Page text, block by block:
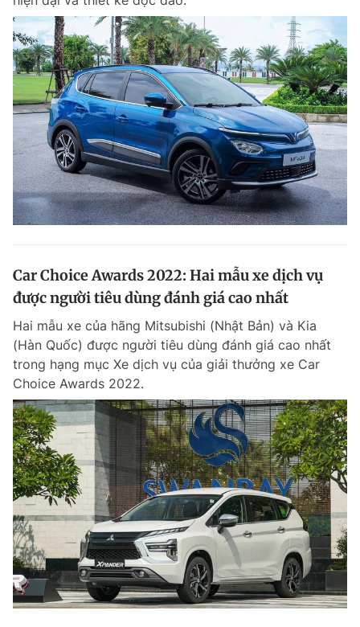
Car Choice Awards 2022: Hai mẫu xe dịch vụ
được người tiêu dùng đánh giá cao nhất
Hai mẫu xe của hãng Mitsubishi (Nhật Bản) và Kia
(Hàn Quốc) được người tiêu dùng đánh giá cao nhất
trong hạng mục Xe dịch vụ của giải thưởng xe Car
Choice Awards 2022.